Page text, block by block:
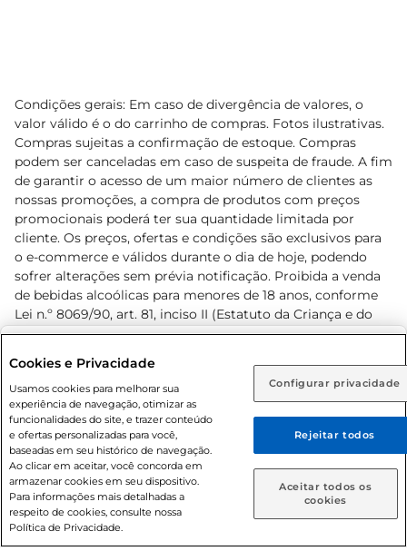
Rio de Janeiro (RJ) Goiás (GO)
Ou
Caso queira comprar online, informe como deseja receber
suas compras:
Entrega em casa Retire em Loja
Condições gerais: Em caso de divergência de valores, o
valor válido é o do carrinho de compras. Fotos ilustrativas.
Compras sujeitas a confirmação de estoque. Compras
podem ser canceladas em caso de suspeita de fraude. A fim
de garantir o acesso de um maior número de clientes as
nossas promoções, a compra de produtos com preços
promocionais poderá ter sua quantidade limitada por
cliente. Os preços, ofertas e condições são exclusivos para
o e-commerce e válidos durante o dia de hoje, podendo
sofrer alterações sem prévia notificação. Proibida a venda
de bebidas alcoólicas para menores de 18 anos, conforme
Lei n.º 8069/90, art. 81, inciso II (Estatuto da Criança e do
Adolescente). Preços e condições exclusivos para o
prévio. O valor mínimo para as compras on-line é de R$
80,00.
© 2026 Copyright. Todos os direitos
reservados Prezunic.
Cookies e Privacidade
Usamos cookies para melhorar sua
experiência de navegação, otimizar as
funcionalidades do site, e trazer conteúdo
e ofertas personalizadas para você,
baseadas em seu histórico de navegação.
Ao clicar em aceitar, você concorda em
armazenar cookies em seu dispositivo.
Para informações mais detalhadas a
respeito de cookies, consulte nossa
Política de Privacidade.
Configurar privacidade
Rejeitar todos
Aceitar todos os
cookies